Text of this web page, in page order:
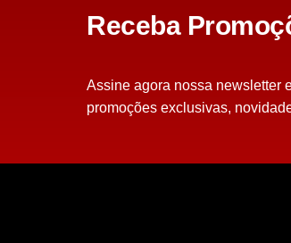
Receba
Assine agora nossa newsletter
promoções exclusivas,